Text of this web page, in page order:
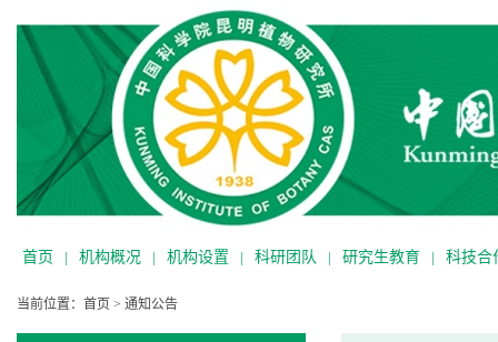
首页 | 机构概况 | 机构设置 | 科研团队 | 研究生教育 | 科技合
当前位置： 首页 > 通知公告